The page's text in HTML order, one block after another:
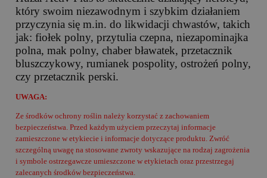
który swoim niezawodnym i szybkim działaniem
przyczynia się m.in. do likwidacji chwastów, takich
jak: fiołek polny, przytulia czepna, niezapominajka
polna, mak polny, chaber bławatek, przetacznik
bluszczykowy, rumianek pospolity, ostrożeń polny,
czy przetacznik perski.
UWAGA:
Ze środków ochrony roślin należy korzystać z zachowaniem
bezpieczeństwa. Przed każdym użyciem przeczytaj informacje
zamieszczone w etykiecie i informacje dotyczące produktu. Zwróć
szczególną uwagę na stosowane zwroty wskazujące na rodzaj zagrożenia
i symbole ostrzegawcze umieszczone w etykietach oraz przestrzegaj
zalecanych środków bezpieczeństwa.